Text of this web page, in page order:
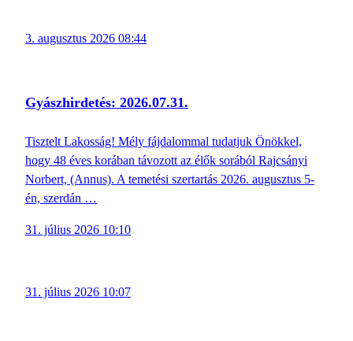
3. augusztus 2026 08:44
Gyászhirdetés: 2026.07.31.
Tisztelt Lakosság! Mély fájdalommal tudatjuk Önökkel,
hogy 48 éves korában távozott az élők sorából Rajcsányi
Norbert, (Annus). A temetési szertartás 2026. augusztus 5-
én, szerdán …
31. július 2026 10:10
31. július 2026 10:07